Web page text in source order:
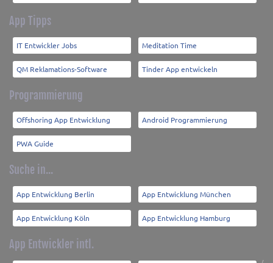
App Tipps
IT Entwickler Jobs Meditation Time
QM Reklamations-Software Tinder App entwickeln
Programmierung
Offshoring App Entwicklung Android Programmierung
PWA Guide
Suche in...
App Entwicklung Berlin App Entwicklung München
App Entwicklung Köln App Entwicklung Hamburg
App Entwickler intl.